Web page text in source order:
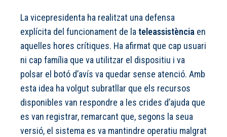
La vicepresidenta ha realitzat una defensa
explícita del funcionament de la teleassistència en
aquelles hores crítiques. Ha afirmat que cap usuari
ni cap família que va utilitzar el dispositiu i va
polsar el botó d’avís va quedar sense atenció. Amb
esta idea ha volgut subratllar que els recursos
disponibles van respondre a les crides d’ajuda que
es van registrar, remarcant que, segons la seua
versió, el sistema es va mantindre operatiu malgrat